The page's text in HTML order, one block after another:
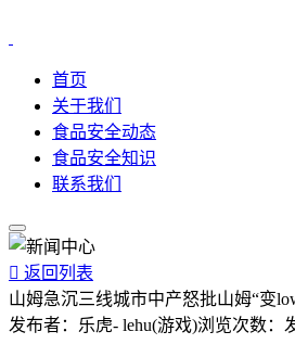
首页
关于我们
食品安全动态
食品安全知识
联系我们
 返回列表
山姆急沉三线城市中产怒批山姆“变
发布者： 乐虎- lehu(游戏)浏览次数：